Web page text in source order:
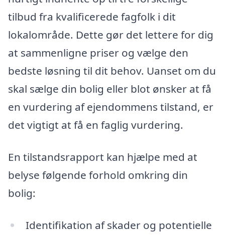
tilbud fra kvalificerede fagfolk i dit
lokalområde. Dette gør det lettere for dig
at sammenligne priser og vælge den
bedste løsning til dit behov. Uanset om du
skal sælge din bolig eller blot ønsker at få
en vurdering af ejendommens tilstand, er
det vigtigt at få en faglig vurdering.
En tilstandsrapport kan hjælpe med at
belyse følgende forhold omkring din
bolig:
Identifikation af skader og potentielle